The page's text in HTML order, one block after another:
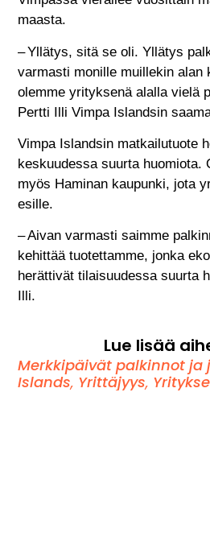
maasta.
– Yllätys, sitä se oli. Yllätys
varmasti monille muillekin alan
olemme yrityksenä alalla vielä
Pertti Illi Vimpa Islandsin
Vimpa Islandsin matkailutuote
keskuudessa suurta huomiota.
myös Haminan kaupunki, jota
esille.
– Aivan varmasti saimme
kehittää tuotettamme, jonka
herättivät tilaisuudessa suurta
Illi.
Lue lisää
Merkkipäivät palkinnot ja
Islands, Yrittäjyys,